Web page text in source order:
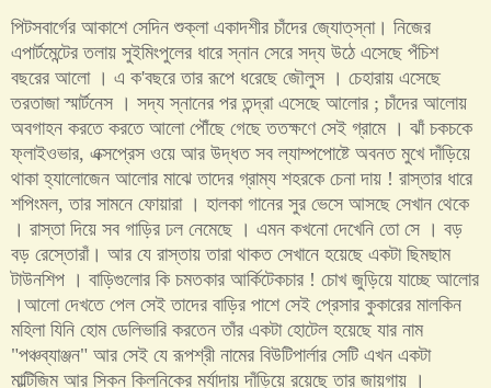
পিটসবার্গের আকাশে সেদিন শুক্লা একাদশীর চাঁদের জ্যোত্‌স্না। নিজের
এপার্টমেন্টের তলায় সুইমিংপুলের ধারে স্নান সেরে সদ্য উঠে এসেছে পঁচিশ
বছরের আলো । এ ক'বছরে তার রূপে ধরেছে জৌলুস । চেহারায় এসেছে
তরতাজা স্মার্টনেস । সদ্য স্নানের পর তন্দ্রা এসেছে আলোর ; চাঁদের আলোয়
অবগাহন করতে করতে আলো পৌঁছে গেছে ততক্ষণে সেই গ্রামে । ঝাঁ চকচকে
ফ্লাইওভার, এক্সপ্রেস ওয়ে আর উদ্ধত সব ল্যাম্পপোষ্টে অবনত মুখে দাঁড়িয়ে
থাকা হ্যালোজেন আলোর মাঝে তাদের গ্রাম্য শহরকে চেনা দায় ! রাস্তার ধারে
শপিংমল,তার সামনে ফোয়ারা । হালকা গানের সুর ভেসে আসছে সেখান থেকে
। রাস্তা দিয়ে সব গাড়ির ঢল নেমেছে । এমন কখনো দেখেনি তো সে । বড়
বড় রেস্তোরাঁ। আর যে রাস্তায় তারা থাকত সেখানে হয়েছে একটা ছিমছাম
টাউনশিপ । বাড়িগুলোর কি চমতকার আর্কিটেকচার ! চোখ জুড়িয়ে যাচ্ছে আলোর
।আলো দেখতে পেল সেই তাদের বাড়ির পাশে সেই প্রেসার কুকারের মালকিন
মহিলা যিনি হোম ডেলিভারি করতেন তাঁর একটা হোটেল হয়েছে যার নাম
"পঞ্চব্যাঞ্জন" আর সেই যে রূপশ্রী নামের বিউটিপার্লার সেটি এখন একটা
মাল্টিজিম আর স্কিন ক্লিনিকের মর্যাদায় দাঁড়িয়ে রয়েছে তার জায়গায় ।